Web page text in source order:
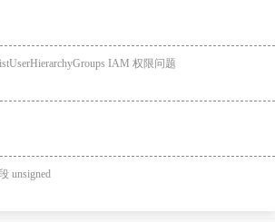
IAM 权限问题
unsigned